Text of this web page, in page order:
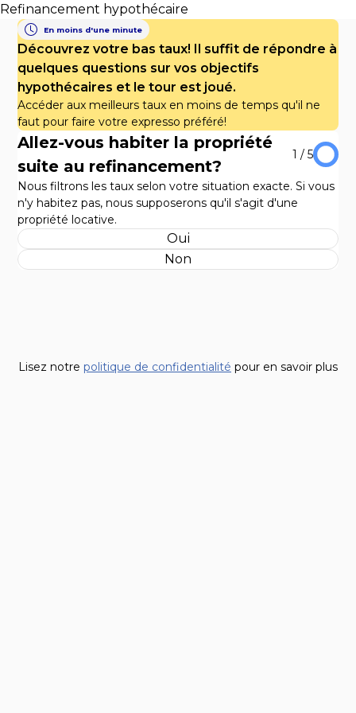
Refinancement hypothécaire
En moins d'une minute
Découvrez votre bas taux! Il suffit de répondre à
quelques questions sur vos objectifs
hypothécaires et le tour est joué.
Accéder aux meilleurs taux en moins de temps qu'il ne
faut pour faire votre expresso préféré!
Allez-vous habiter la propriété
suite au refinancement?
1 / 5
Nous filtrons les taux selon votre situation exacte. Si vous
n'y habitez pas, nous supposerons qu'il s'agit d'une
propriété locative.
Oui
Non
Lisez notre politique de confidentialité pour en savoir plus